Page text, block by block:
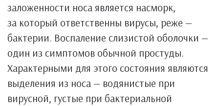
заложенности носа является насморк,
за который ответственны вирусы, реже —
бактерии. Воспаление слизистой оболочки —
один из симптомов обычной простуды.
Характерными для этого состояния являются
выделения из носа — водянистые при
вирусной, густые при бактериальной